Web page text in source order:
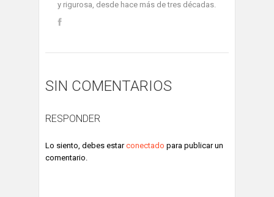
y rigurosa, desde hace más de tres décadas.
SIN COMENTARIOS
RESPONDER
Lo siento, debes estarconectado para publicar un
comentario.